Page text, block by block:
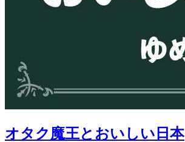
オタク魔王とおいしい日本